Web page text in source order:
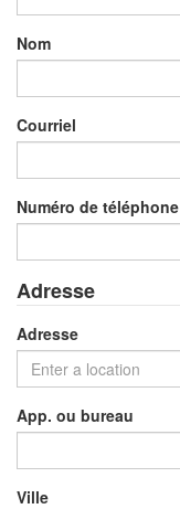
Nom
Courriel
Numéro de téléphone
Adresse
Adresse
App. ou bureau
Ville